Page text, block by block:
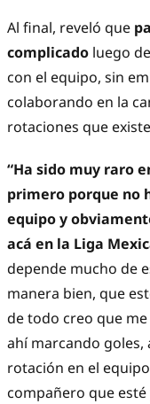
Al final, reveló que
complicado luego
con el equipo, sin
colaborando en la
rotaciones que
“Ha sido muy raro
primero porque no
equipo y
acá en la Liga
depende mucho de
manera bien, que
de todo creo que
ahí marcando
rotación en el
compañero que